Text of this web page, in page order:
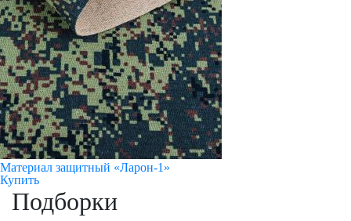
Материал защитный «Ларон-1»
Купить
Подборки